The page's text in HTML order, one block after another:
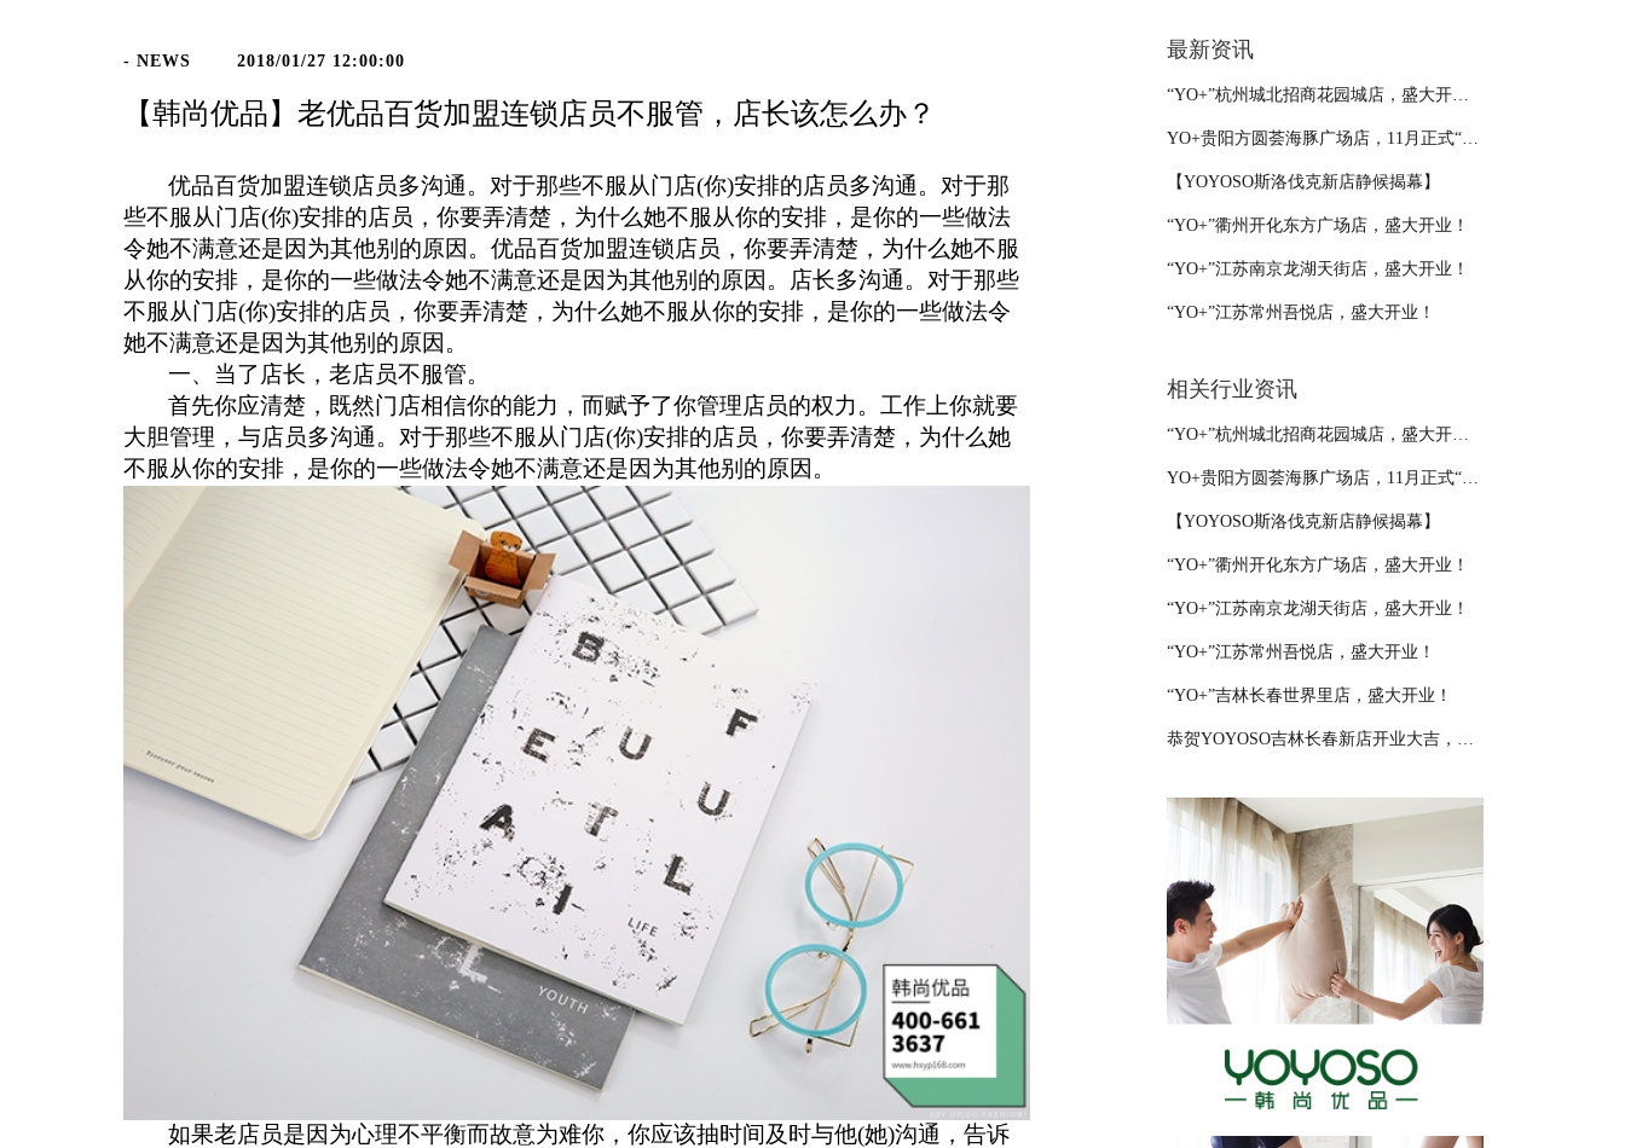
- NEWS 2018/01/27 12:00:00
【韩尚优品】老优品百货加盟连锁店员不服管，店长该怎么办？
优品百货加盟连锁店员多沟通。对于那些不服从门店(你)安排的店员多沟通。对于那
些不服从门店(你)安排的店员，你要弄清楚，为什么她不服从你的安排，是你的一些做法
令她不满意还是因为其他别的原因。优品百货加盟连锁店员，你要弄清楚，为什么她不服
从你的安排，是你的一些做法令她不满意还是因为其他别的原因。店长多沟通。对于那些
不服从门店(你)安排的店员，你要弄清楚，为什么她不服从你的安排，是你的一些做法令
她不满意还是因为其他别的原因。
一、当了店长，老店员不服管。
首先你应清楚，既然门店相信你的能力，而赋予了你管理店员的权力。工作上你就要
大胆管理，与店员多沟通。对于那些不服从门店(你)安排的店员，你要弄清楚，为什么她
不服从你的安排，是你的一些做法令她不满意还是因为其他别的原因。
如果老店员是因为心理不平衡而故意为难你，你应该抽时间及时与他(她)沟通，告诉
最新资讯
“YO+”杭州城北招商花园城店，盛大开业！
YO+贵阳方圆荟海豚广场店，11月正式“开闸放鱼”！
【YOYOSO斯洛伐克新店静候揭幕】
“YO+”衢州开化东方广场店，盛大开业！
“YO+”江苏南京龙湖天街店，盛大开业！
“YO+”江苏常州吾悦店，盛大开业！
相关行业资讯
“YO+”杭州城北招商花园城店，盛大开业！
YO+贵阳方圆荟海豚广场店，11月正式“开闸放鱼”！
【YOYOSO斯洛伐克新店静候揭幕】
“YO+”衢州开化东方广场店，盛大开业！
“YO+”江苏南京龙湖天街店，盛大开业！
“YO+”江苏常州吾悦店，盛大开业！
“YO+”吉林长春世界里店，盛大开业！
恭贺YOYOSO吉林长春新店开业大吉，大卖特卖